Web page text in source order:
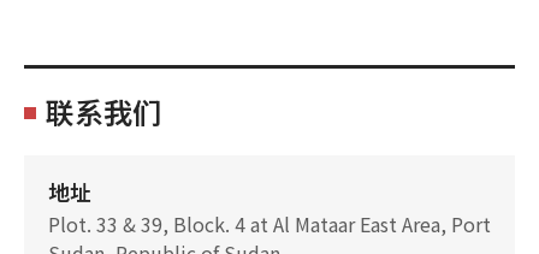
联系我们
地址
Plot. 33 & 39, Block. 4 at Al Mataar East Area, Port